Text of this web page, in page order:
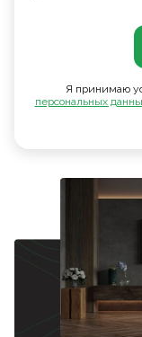
Я принимаю
персональных